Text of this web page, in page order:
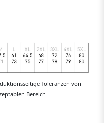
Toleranzen von
Bereich